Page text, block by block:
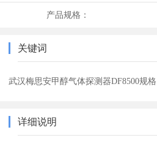
产品规格：
关键词
武汉梅思安甲醇气体探测器DF8500规格
详细说明